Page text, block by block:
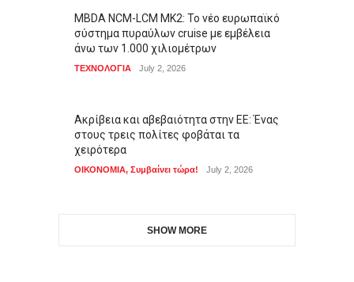
MBDA NCM-LCM MK2: Το νέο ευρωπαϊκό
σύστημα πυραύλων cruise με εμβέλεια
άνω των 1.000 χιλιομέτρων
ΤΕΧΝΟΛΟΓΙΑ July 2, 2026
Ακρίβεια και αβεβαιότητα στην ΕΕ: Ένας
στους τρεις πολίτες φοβάται τα
χειρότερα
ΟΙΚΟΝΟΜΙΑ, Συμβαίνει τώρα! July 2, 2026
SHOW MORE